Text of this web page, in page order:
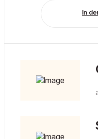
In